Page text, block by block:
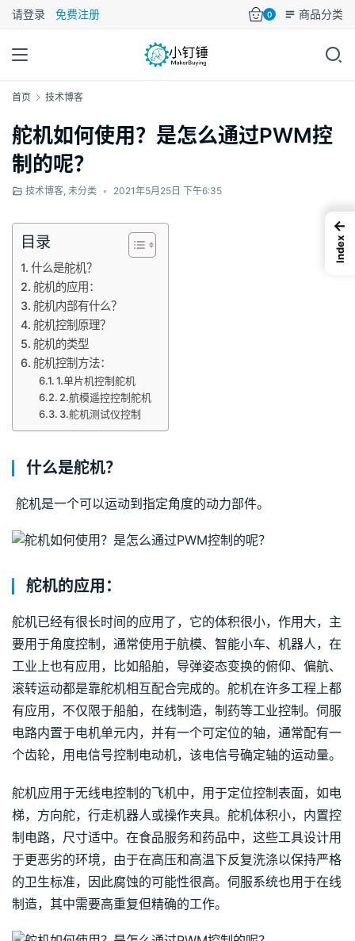
请登录 免费注册 0 商品分类
首页 技术博客
舵机如何使用？是怎么通过PWM控
制的呢？
技术博客, 未分类 • 2021年5月25日 下午6:35
目录
什么是舵机？
舵机的应用：
舵机内部有什么？
舵机控制原理？
舵机的类型
舵机控制方法：
1.单片机控制舵机
2.航模遥控控制舵机
3.舵机测试仪控制
什么是舵机？
舵机是一个可以运动到指定角度的动力部件。
舵机的应用：
舵机已经有很长时间的应用了，它的体积很小，作用大，主
要用于角度控制，通常使用于航模、智能小车、机器人，在
工业上也有应用，比如船舶，导弹姿态变换的俯仰、偏航、
滚转运动都是靠舵机相互配合完成的。舵机在许多工程上都
有应用，不仅限于船舶，在线制造，制药等工业控制。伺服
电路内置于电机单元内，并有一个可定位的轴，通常配有一
个齿轮，用电信号控制电动机，该电信号确定轴的运动量。
舵机应用于无线电控制的飞机中，用于定位控制表面，如电
梯，方向舵，行走机器人或操作夹具。舵机体积小，内置控
制电路，尺寸适中。在食品服务和药品中，这些工具设计用
于更恶劣的环境，由于在高压和高温下反复洗涤以保持严格
的卫生标准，因此腐蚀的可能性很高。伺服系统也用于在线
制造，其中需要高重复但精确的工作。
←
Index